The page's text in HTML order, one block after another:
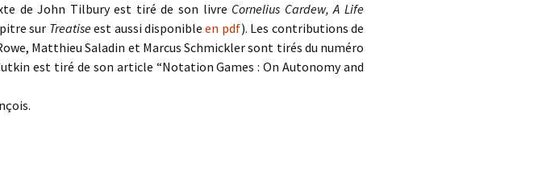
de John Tilbury est tiré de son livre Cornelius Cardew, A Life
sur Treatiseest aussi disponibleen pdf). Les contributions de
Matthieu Saladin et Marcus Schmickler sont tirés du numéro
est tiré de son article “Notation Games : On Autonomy and